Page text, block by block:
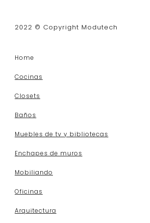
2022 © Copyright Modutech
Home
Cocinas
Closets
Baños
Muebles de tv y bibliotecas
Enchapes de muros
Mobiliando
Oficinas
Arquitectura